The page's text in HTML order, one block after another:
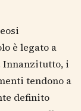
è legato a
i
tendono a
definito